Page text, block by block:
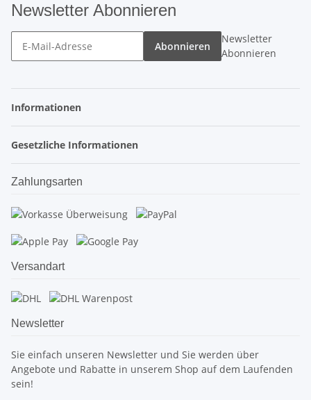
Newsletter Abonnieren
Abonnieren
Newsletter
Abonnieren
Informationen
Gesetzliche Informationen
Zahlungsarten
Versandart
Newsletter
Sie einfach unseren Newsletter und Sie werden über
Angebote und Rabatte in unserem Shop auf dem Laufenden
sein!